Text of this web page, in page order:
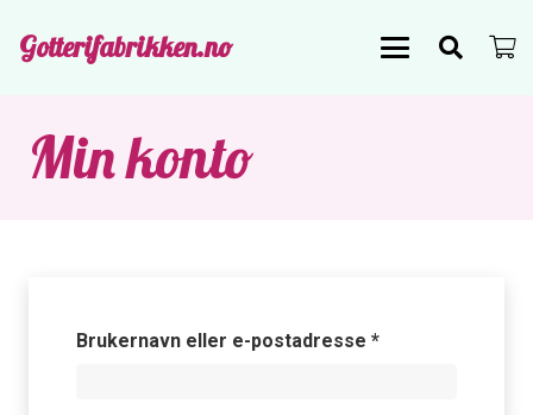
Gotterifabrikken.no
Min konto
Brukernavn eller e-postadresse *Påkrevd